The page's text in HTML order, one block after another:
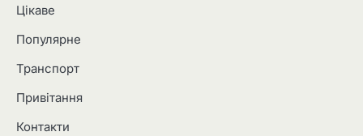
Цікаве
Популярне
Транспорт
Привітання
Контакти